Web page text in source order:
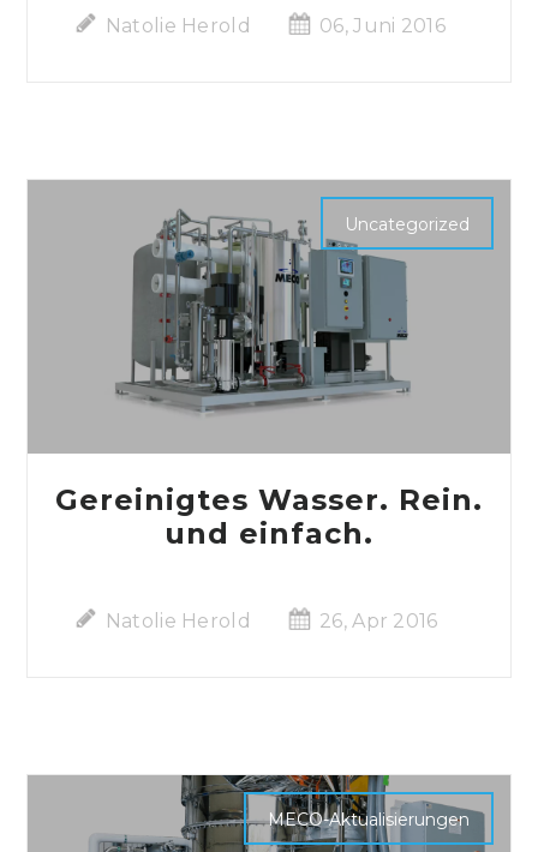
Natolie Herold 06, Juni 2016
Uncategorized
Gereinigtes Wasser. Rein.
und einfach.
Natolie Herold 26, Apr 2016
MECO-Aktualisierungen